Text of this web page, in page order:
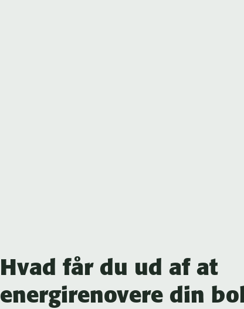
Hvad får du ud af at
energirenovere din